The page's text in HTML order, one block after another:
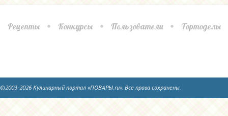
Рецепты Конкурсы Пользователи Тортоделы
©2003-2026 Кулинарный портал «ПОВАРЫ.ru». Все права сохранены.